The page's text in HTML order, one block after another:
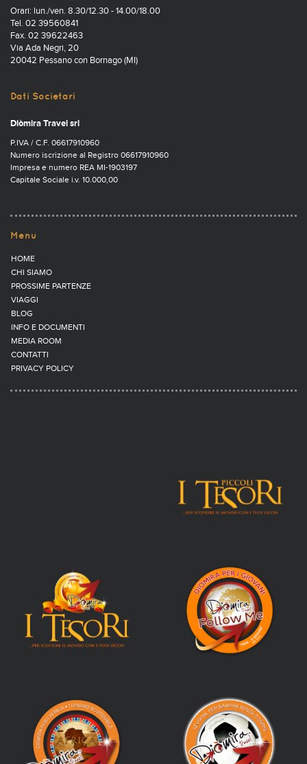
Orari: lun./ven. 8.30/12.30 - 14.00/18.00
Tel. 02 39560841
Fax. 02 39622463
Via Ada Negri, 20
20042 Pessano con Bornago (MI)
Dati Societari
Diòmira Travel srl
P.IVA / C.F. 06617910960
Numero iscrizione al Registro 06617910960
Impresa e numero REA MI-1903197
Capitale Sociale i.v. 10.000,00
Menu
HOME
CHI SIAMO
PROSSIME PARTENZE
VIAGGI
BLOG
INFO E DOCUMENTI
MEDIA ROOM
CONTATTI
PRIVACY POLICY